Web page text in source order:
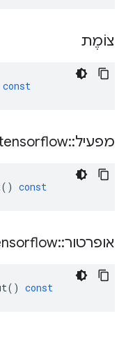
צוֹמֶת
const
מפעיל::
() const
אופרטור::
() const